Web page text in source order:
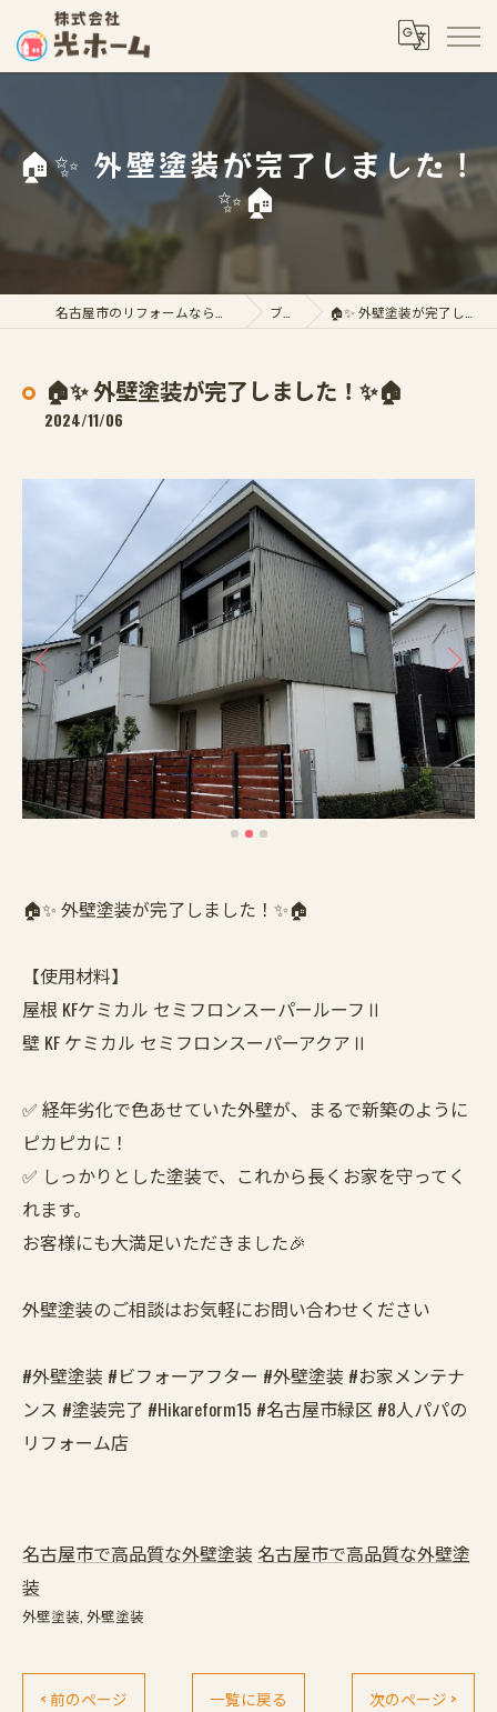
🏠✨ 外壁塗装が完了しました！
✨🏠
ブログ 🏠✨ 外壁塗装が完了しました！✨🏠
🏠✨ 外壁塗装が完了しました！✨🏠
2024/11/06
🏠✨ 外壁塗装が完了しました！✨🏠
【使用材料】
屋根 KFケミカル セミフロンスーパールーフⅡ
壁 KF ケミカル セミフロンスーパーアクアⅡ
✅ 経年劣化で色あせていた外壁が、まるで新築のように
ピカピカに！
✅ しっかりとした塗装で、これから長くお家を守ってく
れます。
お客様にも大満足いただきました🎉
外壁塗装のご相談はお気軽にお問い合わせください
#外壁塗装 #ビフォーアフター #外壁塗装 #お家メンテナ
ンス #塗装完了 #Hikareform15 #名古屋市緑区 #8人パパの
リフォーム店
名古屋市で高品質な外壁塗装 名古屋市で高品質な外壁塗
装
外壁塗装 外壁塗装
< 前のページ 一覧に戻る 次のページ >